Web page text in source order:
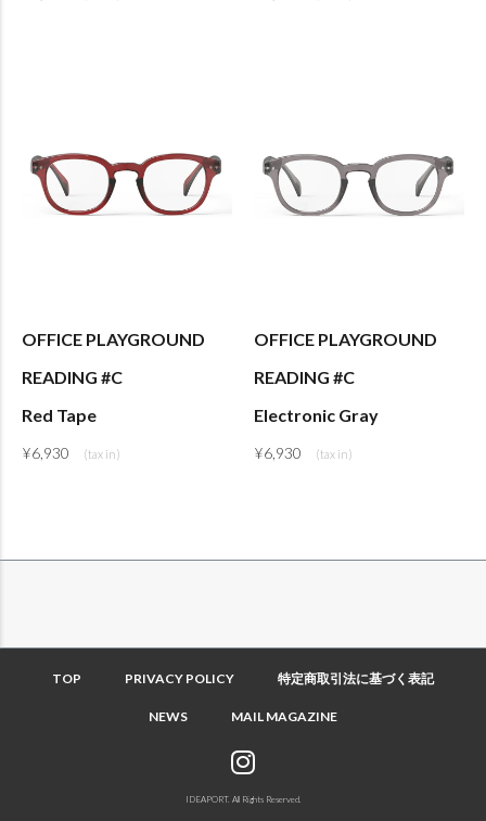
OFFICE PLAYGROUND
READING #C
Red Tape
¥6,930
OFFICE PLAYGROUND
READING #C
Electronic Gray
¥6,930
TOP PRIVACY POLICY 特定商取引法に基づく表記
NEWS MAIL MAGAZINE
IDEAPORT. All Rights Reserved.